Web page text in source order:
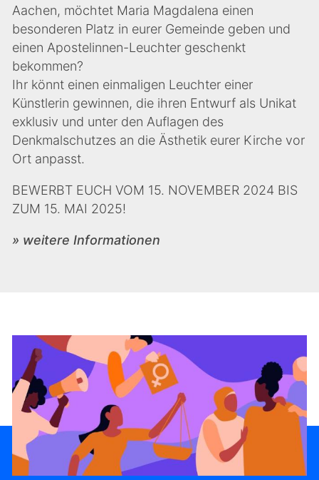
Aachen, möchtet Maria Magdalena einen
besonderen Platz in eurer Gemeinde geben und
einen Apostelinnen-Leuchter geschenkt
bekommen?
Ihr könnt einen einmaligen Leuchter einer
Künstlerin gewinnen, die ihren Entwurf als Unikat
exklusiv und unter den Auflagen des
Denkmalschutzes an die Ästhetik eurer Kirche vor
Ort anpasst.
BEWERBT EUCH VOM 15. NOVEMBER 2024 BIS
ZUM 15. MAI 2025!
» weitere Informationen